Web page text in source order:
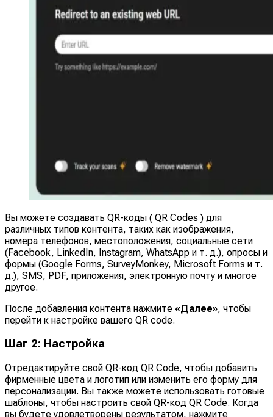
Вы можете создавать QR-коды ( QR Codes ) для
различных типов контента, таких как изображения,
номера телефонов, местоположения, социальные сети
(Facebook, LinkedIn, Instagram, WhatsApp и т. д.), опросы и
формы (Google Forms, SurveyMonkey, Microsoft Forms и т.
д.), SMS, PDF, приложения, электронную почту и многое
другое.
После добавления контента нажмите «Далее», чтобы
перейти к настройке вашего QR code.
Шаг 2: Настройка
Отредактируйте свой QR-код QR Code, чтобы добавить
фирменные цвета и логотип или изменить его форму для
персонализации. Вы также можете использовать готовые
шаблоны, чтобы настроить свой QR-код QR Code. Когда
вы будете удовлетворены результатом, нажмите